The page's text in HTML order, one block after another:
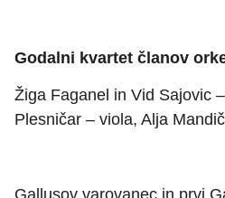
Godalni kvartet članov
Žiga Faganel in Vid Sajovic
Plesničar – viola, Alja